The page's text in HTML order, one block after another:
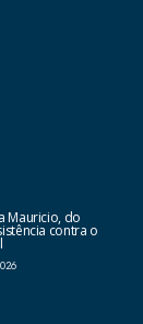
Mauricio, do
contra o